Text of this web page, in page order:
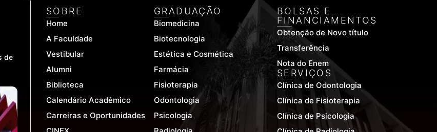
de
SOBRE
Home
A Faculdade
Vestibular
Alumni
Biblioteca
Calendário Acadêmico
Carreiras e Oportunidades
GRADUAÇÃO
Biomedicina
Biotecnologia
Estética e Cosmética
Farmácia
Fisioterapia
Odontologia
Psicologia
BOLSAS E
FINANCIAMENTOS
Obtenção de Novo título
Transferência
Nota do Enem
SERVIÇOS
Clínica de Odontologia
Clínica de Fisioterapia
Clínica de Psicologia